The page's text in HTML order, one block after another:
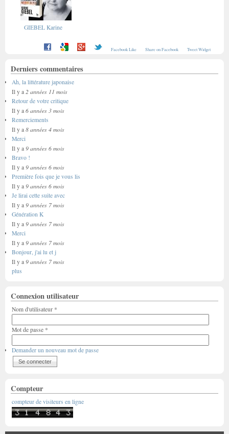
GIEBEL Karine
Facebook Like Share on Facebook Tweet Widget
Derniers commentaires
Ah, la littérature japonaise
Il y a 2 années 11 mois
Retour de votre critique
Il y a 6 années 3 mois
Remerciements
Il y a 8 années 4 mois
Merci
Il y a 9 années 6 mois
Bravo !
Il y a 9 années 6 mois
Première fois que je vous lis
Il y a 9 années 6 mois
Je lirai cette suite avec
Il y a 9 années 7 mois
Génération K
Il y a 9 années 7 mois
Merci
Il y a 9 années 7 mois
Bonjour, j'ai lu et j
Il y a 9 années 7 mois
plus
Connexion utilisateur
Nom d'utilisateur *
Mot de passe *
Demander un nouveau mot de passe
Compteur
compteur de visiteurs en ligne